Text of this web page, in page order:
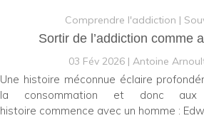
Comprendre l'addiction
Sortir de l’addiction comme
03 Fév 2026 Antoine
Une histoire méconnue éclaire
la consommation et donc aux
histoire commence avec un homme :